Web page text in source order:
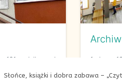
Słońce, książki i dobra zabawa –